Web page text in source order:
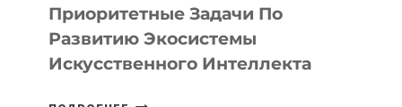
Приоритетные Задачи По
Развитию Экосистемы
Искусственного Интеллекта